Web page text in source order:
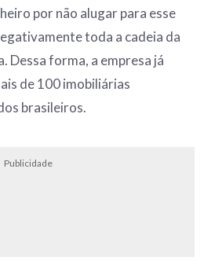
por não alugar para esse
toda a cadeia da
Dessa forma, a empresa já
de 100 imobiliárias
brasileiros.
Publicidade